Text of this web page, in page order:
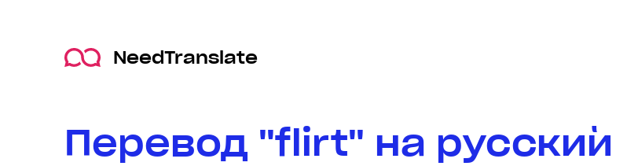
NeedTranslate
Перевод "flirt" на русский